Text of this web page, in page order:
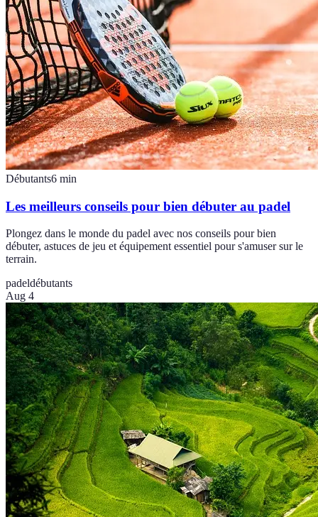
Débutants6 min
Les meilleurs conseils pour bien débuter au padel
Plongez dans le monde du padel avec nos conseils pour bien
débuter, astuces de jeu et équipement essentiel pour s'amuser sur le
terrain.
padeldébutants
Aug 4